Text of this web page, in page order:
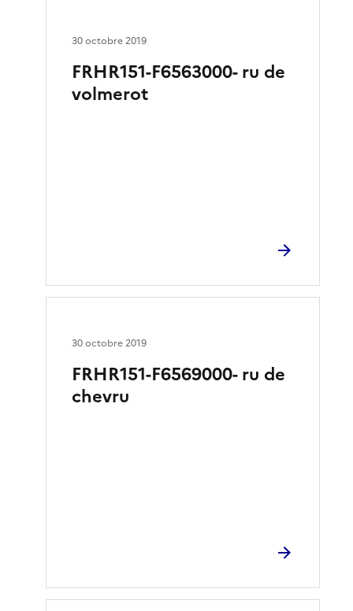
FRHR151-F6563000- ru de
volmerot
30 octobre 2019
FRHR151-F6569000- ru de
chevru
30 octobre 2019